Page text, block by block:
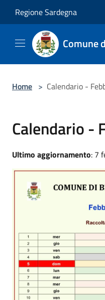
Regione Sardegna
Comune
Home > Calendario -
Calendario -
Ultimo aggiornamento: 7